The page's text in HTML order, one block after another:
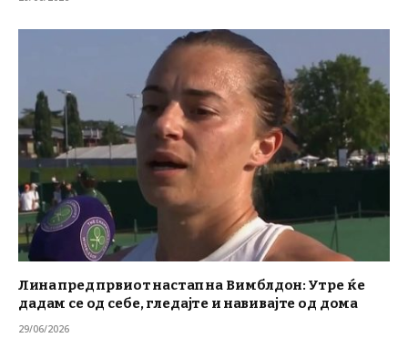
Лина пред првиот настап на Вимблдон: Утре ќе
дадам се од себе, гледајте и навивајте од дома
29/06/2026